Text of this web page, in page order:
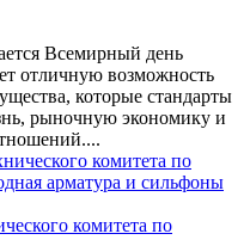
Всемирный день
отличную возможность
которые стандарты
рыночную экономику и
комитета по